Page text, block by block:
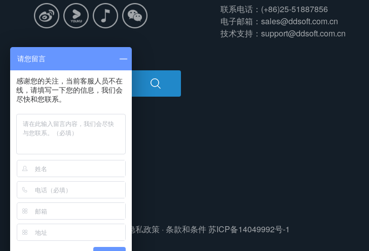
搜索中心
联系电话：(+86)25-51887856
电子邮箱：sales@ddsoft.com.cn
技术支持：support@ddsoft.com.cn
版权所有©2020·东大软件· 隐私政策 ·条款和条件苏ICP备14049992号-1
请您留言
感谢您的关注，当前客服人员不在
线，请填写一下您的信息，我们会
尽快和您联系。